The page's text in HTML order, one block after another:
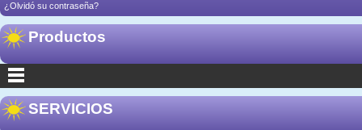
¿Olvidó su contraseña?
Productos
SERVICIOS